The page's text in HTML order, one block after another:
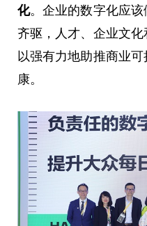
化。企业的数字化应
齐驱，人才、企业文
以强有力地助推商业
康。